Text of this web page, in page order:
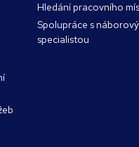
Hledání pracovního
Spolupráce s
specialistou